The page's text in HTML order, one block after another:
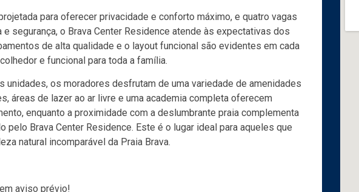
para oferecer privacidade e conforto máximo, e quatro vagas
segurança, o Brava Center Residence atende às expectativas dos
de alta qualidade e o layout funcional são evidentes em cada
e funcional para toda a família.
os moradores desfrutam de uma variedade de amenidades
áreas de lazer ao ar livre e uma academia completa oferecem
enquanto a proximidade com a deslumbrante praia complementa
Brava Center Residence. Este é o lugar ideal para aqueles que
natural incomparável da Praia Brava.
aviso prévio!